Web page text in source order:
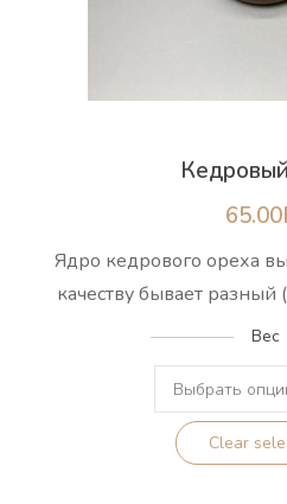
65.00
Ядро кедрового ореха
качеству бывает разный
сорт). Закупаем орех
калибровку на
удаляются прогорклые,
отсортированные
вакуумную упаковку.
Вес
Clear